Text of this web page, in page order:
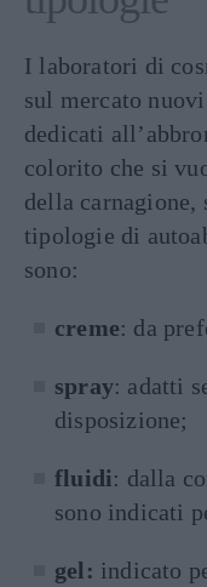
I laboratori di
sul mercato
dedicati
colorito che si
della
tipologie di
sono:
creme: da
spray: adatti
disposizione;
fluidi: dalla
sono indicati
gel: indicato